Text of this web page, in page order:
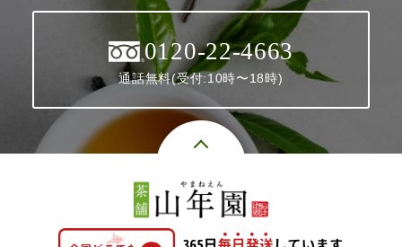
0120-22-4663
通話無料(受付:10時〜18時)